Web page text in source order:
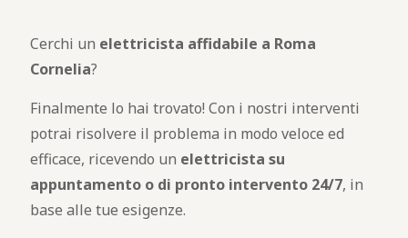
Cerchi un elettricista affidabile a Roma
Cornelia?
Finalmente lo hai trovato! Con i nostri interventi
potrai risolvere il problema in modo veloce ed
efficace, ricevendo un elettricista su
appuntamento o di pronto intervento 24/7, in
base alle tue esigenze.